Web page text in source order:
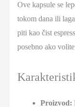
Ove kapsule se
tokom dana ili
piti kao čist
posebno ako
Proizvod: